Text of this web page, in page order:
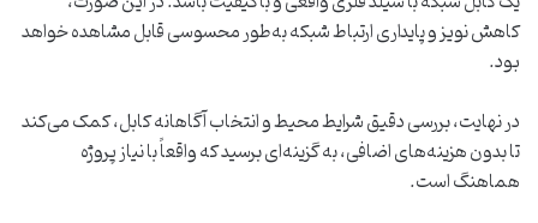
کاهش نویز و پایداری ارتباط شبکه به‌طور محسوسی قابل مشاهده خواهد
بود.
در نهایت، بررسی دقیق شرایط محیط و انتخاب آگاهانه کابل، کمک می‌کند
تا بدون هزینه‌های اضافی، به گزینه‌ای برسید که واقعاً با نیاز پروژه
هماهنگ است.